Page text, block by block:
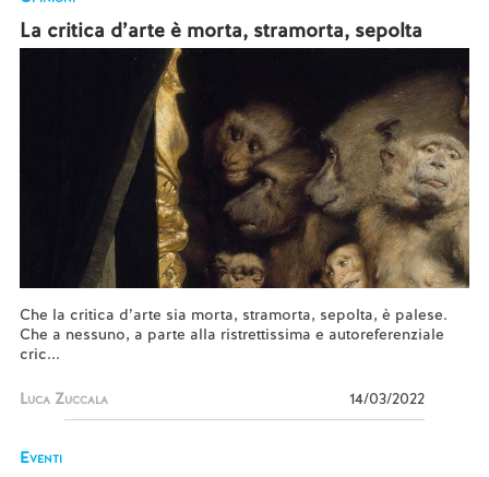
La critica d’arte è morta, stramorta, sepolta
Che la critica d’arte sia morta, stramorta, sepolta, è palese.
Che a nessuno, a parte alla ristrettissima e autoreferenziale
cric...
Luca Zuccala 14/03/2022
Eventi